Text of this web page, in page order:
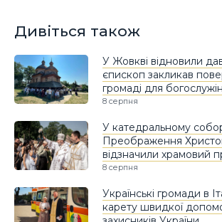
Дивіться також
У Жовкві відновили
єпископ закликав
громаді для
8 серпня
У катедральному
Преображення
відзначили храмовий
8 серпня
Українські громади в
карету швидкої